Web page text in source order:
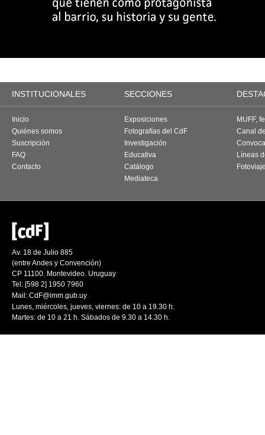
INSTITUCIONALES SECCIONES
Inicio
Quiénes somos
Suscripción
FAQ
Contacto
Exposiciones
Fotografías del CdF
Investigación
Educativa
Catálogo
Mediateca
MUFF,
Canal
Líneas
Av. 18 de Julio 885
(entre Andes y Convención)
CP 11100. Montevideo. Uruguay
Tel: [598 2] 1950 7960
Mail: CdF@imm.gub.uy
Lunes, miércoles, jueves, viernes: de 10 a 19.30 h.
Martes: de 10 a 21 h. Sábados de 9.30 a 14.30 h.